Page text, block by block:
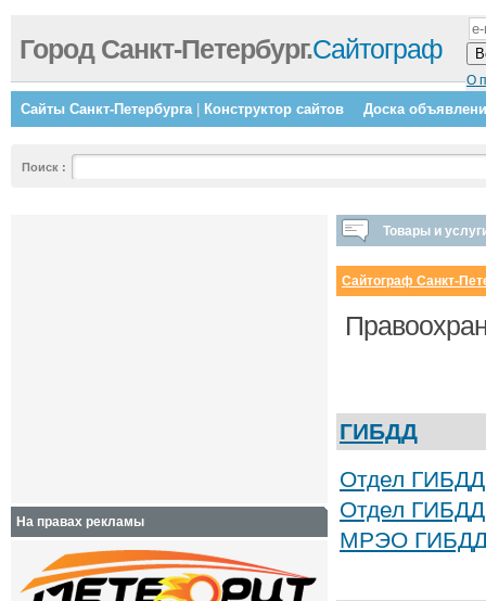
О
Город Санкт-Петербург.Сайтограф
Сайты Санкт-Петербурга| Конструктор сайтов Доска
Поиск :
Товары и
Сайтограф Санкт-
ГИБДД
Отдел ГИБДД
Отдел
МРЭО ГИБДД
На правах рекламы